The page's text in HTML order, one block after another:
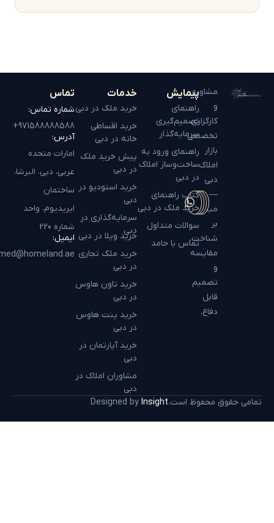
مشاوره
کارگزاری
تخصصی
بازار
املاک
دبی
مبتنی
شناخت،
مقایسه
تصمیم
قابل
دفاع.
پیمایش
راهنمای
تصمیم‌گیری
سرمایه‌گذار
راهنمای ورود به
ساخت‌وساز املاک
در دبی
کتاب راهنمای
خرید ملک در دبی
سوالات متداول
تماس با حامد
خدمات
خرید ملک در دبی
خرید اقساطی
خانه در دبی
پیش خرید ملک
در دبی
خرید استودیو در
دبی
سرمایه‌گذاری در
دبیخرید ویلا در دبی
خرید ملک تجاری
در دبی
خرید تاون هاوس
در دبی
خرید پنت هاوس
در دبی
خرید آپارتمان در
دبی
مشاوران املاک در
دبی
تماس
شماره تماس:
971588888588+
آدرس:
امارات متحده
عربی، دبی، البرشا،
ساختمان
ایریدیوم، واحد
شماره 220
ایمیل:
hamed@homeland.ae
تمامی حقوق محفوظ است. Designed byInsight